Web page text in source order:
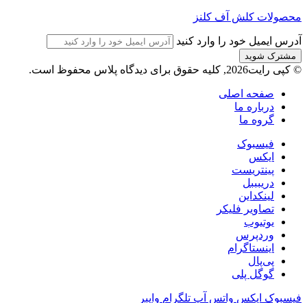
محصولات کلش آف کلنز
آدرس ایمیل خود را وارد کنید
© کپی رایت2026, کلیه حقوق برای دیدگاه پلاس محفوظ است.
صفحه اصلی
درباره ما
گروه ما
فیسبوک
ایکس
پینتریست
دریبببل
لینکداین
تصاویر فلیکر
یوتیوب
وردپرس
اینستاگرام
پی‌پال
گوگل پلی
فیسبوک ایکس واتس آپ تلگرام وایبر